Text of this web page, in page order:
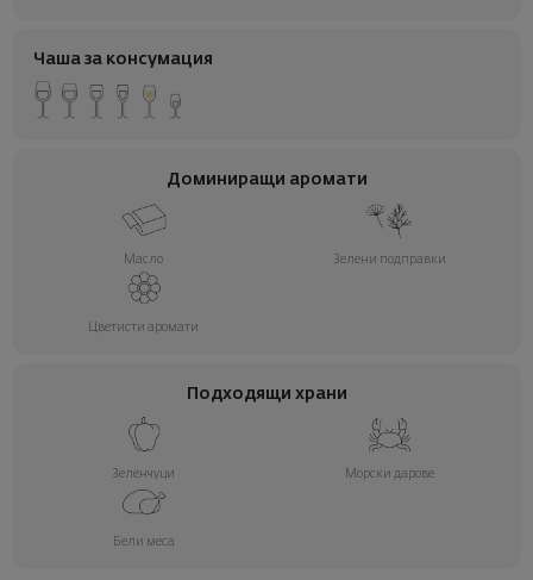
Чаша за консумация
Доминиращи аромати
Масло Зелени подправки
Цветисти аромати
Подходящи храни
Зеленчуци Морски дарове
Бели меса